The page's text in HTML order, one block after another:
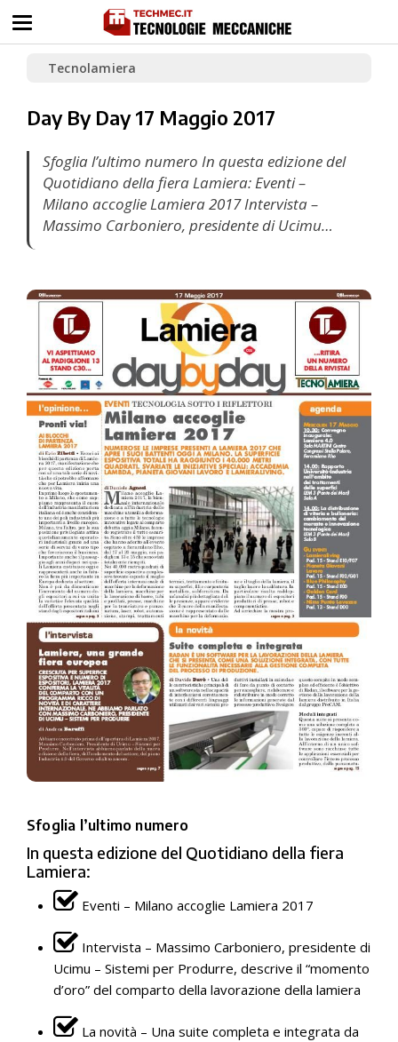
Tecnolamiera
Day By Day 17 Maggio 2017
Sfoglia l’ultimo numero In questa edizione del
Quotidiano della fiera Lamiera: Eventi –
Milano accoglie Lamiera 2017 Intervista –
Massimo Carboniero, presidente di Ucimu…
Sfoglia l’ultimo numero
In questa edizione del Quotidiano della fiera
Lamiera:
Eventi – Milano accoglie Lamiera 2017
Intervista – Massimo Carboniero, presidente di
Ucimu – Sistemi per Produrre, descrive il “momento
d’oro” del comparto della lavorazione della lamiera
La novità – Una suite completa e integrata da